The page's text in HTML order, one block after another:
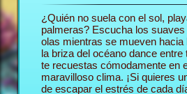
de
más
¿Quién no suela con el sol,
palmeras? Escucha los
olas mientras se mueven hacia
la briza del océano dance
te recuestas cómodamente en
maravilloso clima. ¡Si quieres
de escapar el estrés de cada